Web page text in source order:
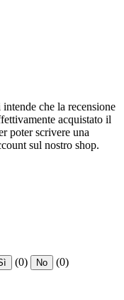
che la recensione
acquistato il
poter scrivere una
sul nostro shop.
(0) No (0)